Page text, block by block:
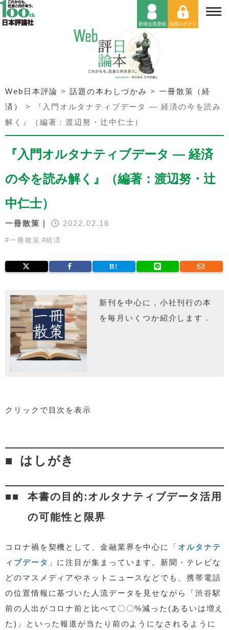
Web日本評論 >話題の本わしづかみ > 一冊散策（経
済）
>
『入門オルタナティブデータ — 経済の今を読み
解く』（編著：渡辺努・辻中仁士）
『入門オルタナティブデータ — 経済
の今を読み解く』（編著：渡辺努・辻
中仁士）
一冊散策｜ 2022.02.16
# 一冊散策 #経済
新刊を中心に，小社刊行の本
を毎月いくつか紹介します．
クリックで目次を表示
本書の特徴と構成
書誌情報など
はしがき
本書の目的:オルタナティブデータ活用
の可能性と限界
コロナ禍を契機として、金融業界を中心に「オルタナテ
ィブデータ 」に注目が集まっています。新聞・テレビな
どのマスメディアやネットニュースなどでも、携帯電話
の位置情報に基づいた人流データを見せながら「渋谷駅
前の人出がコロナ前と比べて〇〇%減った(あるいは増え
た)」といった報道が当たり前のようになされるように